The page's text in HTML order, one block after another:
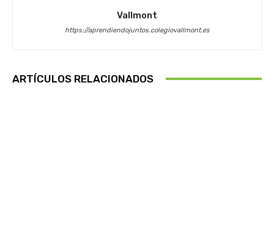
Vallmont
https://aprendiendojuntos.colegiovallmont.es
ARTÍCULOS RELACIONADOS